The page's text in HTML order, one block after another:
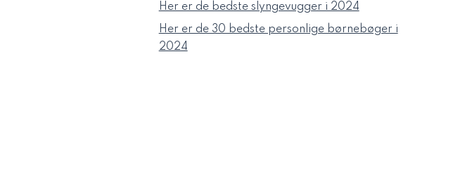
Her er de bedste slyngevugger i 2024
Her er de 30 bedste personlige børnebøger i
2024